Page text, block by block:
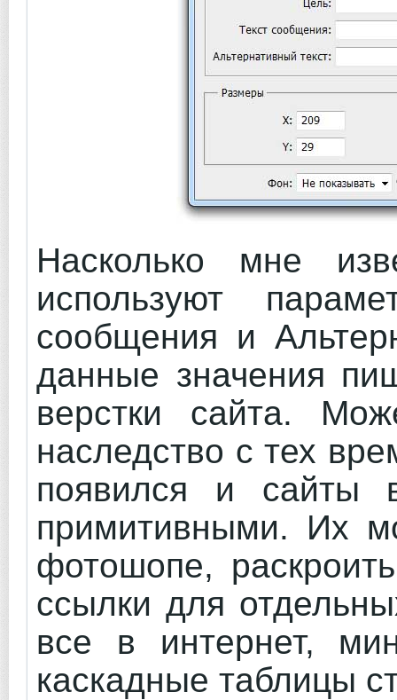
Насколько мне
используют
сообщения и
данные значения
верстки сайта.
наследство с тех
появился и сайты
примитивными. Их
фотошопе,
ссылки для
все в интернет,
каскадные таблицы